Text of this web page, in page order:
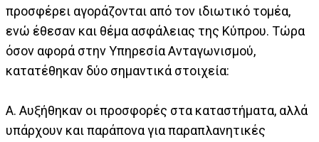
προσφέρει αγοράζονται από τον ιδιωτικό τομέα,
ενώ έθεσαν και θέμα ασφάλειας της Κύπρου. Τώρα
όσον αφορά στην Υπηρεσία Ανταγωνισμού,
κατατέθηκαν δύο σημαντικά στοιχεία:
Α. Αυξήθηκαν οι προσφορές στα καταστήματα, αλλά
υπάρχουν και παράπονα για παραπλανητικές